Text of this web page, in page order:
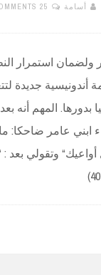
أسامة 25 COMMENTS
ولضمان استمرار
أندونيسية جديدة
بدورها. المهم أنه
ابني عامر ضاحكا:
وتقولي بعد :